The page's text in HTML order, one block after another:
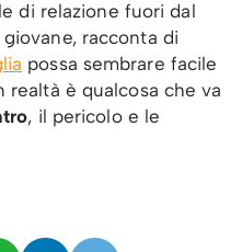
di relazione fuori dal
racconta di
possa sembrare facile
realtà è qualcosa che va
, il pericolo e le